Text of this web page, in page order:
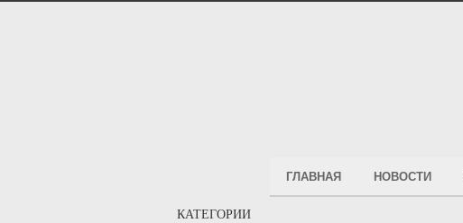
ГЛАВНАЯ НОВОСТИ
КАТЕГОРИИ